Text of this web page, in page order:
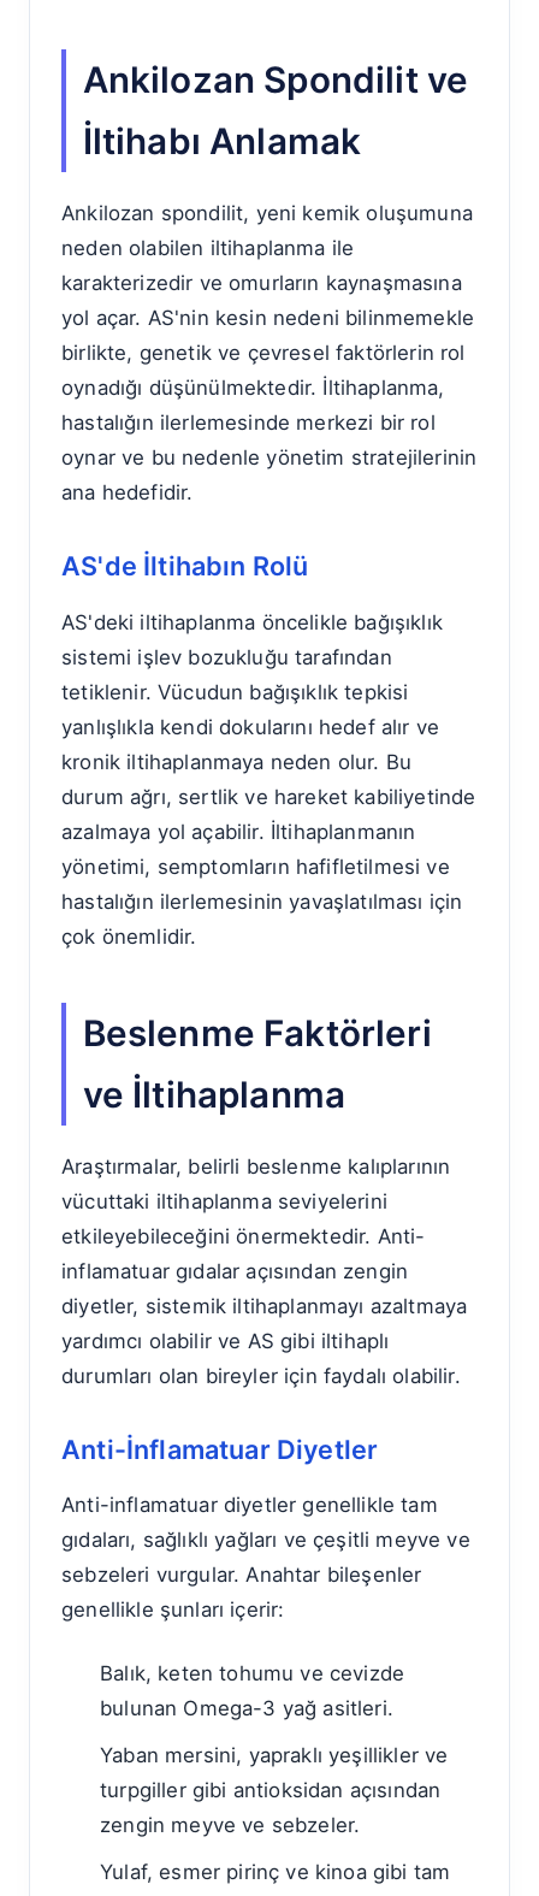
Ankilozan Spondilit ve
İltihabı Anlamak
Ankilozan spondilit, yeni kemik oluşumuna
neden olabilen iltihaplanma ile
karakterizedir ve omurların kaynaşmasına
yol açar. AS'nin kesin nedeni bilinmemekle
birlikte, genetik ve çevresel faktörlerin rol
oynadığı düşünülmektedir. İltihaplanma,
hastalığın ilerlemesinde merkezi bir rol
oynar ve bu nedenle yönetim stratejilerinin
ana hedefidir.
AS'de İltihabın Rolü
AS'deki iltihaplanma öncelikle bağışıklık
sistemi işlev bozukluğu tarafından
tetiklenir. Vücudun bağışıklık tepkisi
yanlışlıkla kendi dokularını hedef alır ve
kronik iltihaplanmaya neden olur. Bu
durum ağrı, sertlik ve hareket kabiliyetinde
azalmaya yol açabilir. İltihaplanmanın
yönetimi, semptomların hafifletilmesi ve
hastalığın ilerlemesinin yavaşlatılması için
çok önemlidir.
Beslenme Faktörleri
ve İltihaplanma
Araştırmalar, belirli beslenme kalıplarının
vücuttaki iltihaplanma seviyelerini
etkileyebileceğini önermektedir. Anti-
inflamatuar gıdalar açısından zengin
diyetler, sistemik iltihaplanmayı azaltmaya
yardımcı olabilir ve AS gibi iltihaplı
durumları olan bireyler için faydalı olabilir.
Anti-İnflamatuar Diyetler
Anti-inflamatuar diyetler genellikle tam
gıdaları, sağlıklı yağları ve çeşitli meyve ve
sebzeleri vurgular. Anahtar bileşenler
genellikle şunları içerir:
Balık, keten tohumu ve cevizde
bulunan Omega-3 yağ asitleri.
Yaban mersini, yapraklı yeşillikler ve
turpgiller gibi antioksidan açısından
zengin meyve ve sebzeler.
Yulaf, esmer pirinç ve kinoa gibi tam